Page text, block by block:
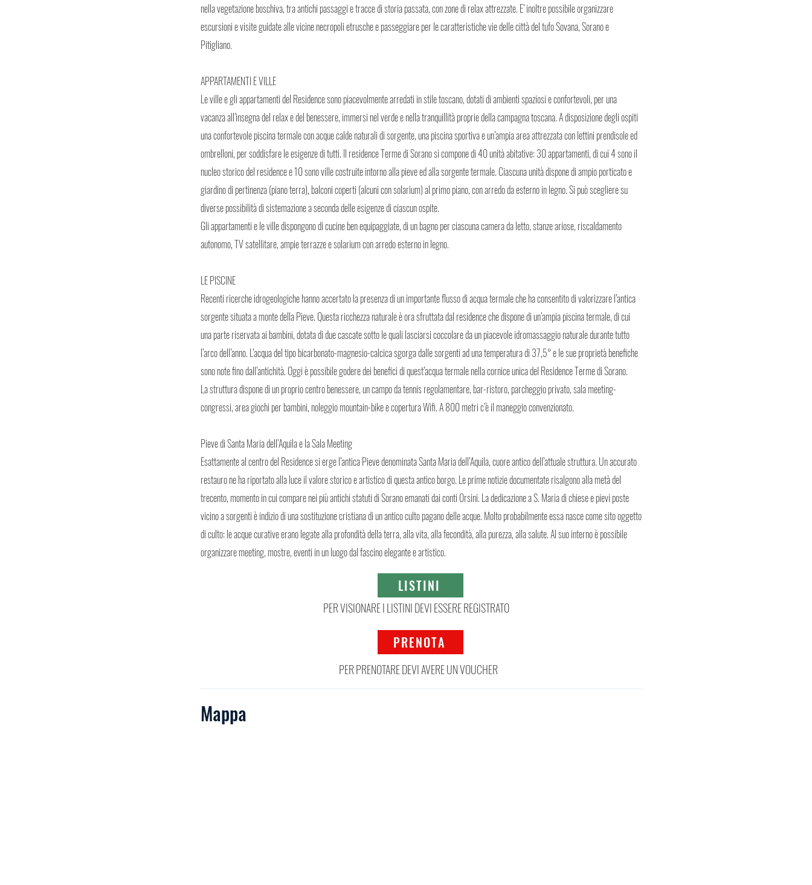
nella vegetazione boschiva, tra antichi passaggi e tracce di storia passata, con zone di relax attrezzate. E’ inoltre possibile organizzare
escursioni e visite guidate alle vicine necropoli etrusche e passeggiare per le caratteristiche vie delle città del tufo Sovana, Sorano e
Pitigliano.
APPARTAMENTI E VILLE
Le ville e gli appartamenti del Residence sono piacevolmente arredati in stile toscano, dotati di ambienti spaziosi e confortevoli, per una
vacanza all’insegna del relax e del benessere, immersi nel verde e nella tranquillità proprie della campagna toscana. A disposizione degli ospiti
una confortevole piscina termale con acque calde naturali di sorgente, una piscina sportiva e un’ampia area attrezzata con lettini prendisole ed
ombrelloni, per soddisfare le esigenze di tutti. Il residence Terme di Sorano si compone di 40 unità abitative: 30 appartamenti, di cui 4 sono il
nucleo storico del residence e 10 sono ville costruite intorno alla pieve ed alla sorgente termale. Ciascuna unità dispone di ampio porticato e
giardino di pertinenza (piano terra), balconi coperti (alcuni con solarium) al primo piano, con arredo da esterno in legno. Si può scegliere su
diverse possibilità di sistemazione a seconda delle esigenze di ciascun ospite.
Gli appartamenti e le ville dispongono di cucine ben equipaggiate, di un bagno per ciascuna camera da letto, stanze ariose, riscaldamento
autonomo, TV satellitare, ampie terrazze e solarium con arredo esterno in legno.
LE PISCINE
Recenti ricerche idrogeologiche hanno accertato la presenza di un importante flusso di acqua termale che ha consentito di valorizzare l’antica
sorgente situata a monte della Pieve. Questa ricchezza naturale è ora sfruttata dal residence che dispone di un’ampia piscina termale, di cui
una parte riservata ai bambini, dotata di due cascate sotto le quali lasciarsi coccolare da un piacevole idromassaggio naturale durante tutto
l’arco dell’anno. L’acqua del tipo bicarbonato-magnesio-calcica sgorga dalle sorgenti ad una temperatura di 37,5° e le sue proprietà benefiche
sono note fino dall’antichità. Oggi è possibile godere dei benefici di quest’acqua termale nella cornice unica del Residence Terme di Sorano.
La struttura dispone di un proprio centro benessere, un campo da tennis regolamentare, bar-ristoro, parcheggio privato, sala meeting-
congressi, area giochi per bambini, noleggio mountain-bike e copertura Wifi. A 800 metri c’è il maneggio convenzionato.
Pieve di Santa Maria dell’Aquila e la Sala Meeting
Esattamente al centro del Residence si erge l’antica Pieve denominata Santa Maria dell’Aquila, cuore antico dell’attuale struttura. Un accurato
restauro ne ha riportato alla luce il valore storico e artistico di questa antico borgo. Le prime notizie documentate risalgono alla metà del
trecento, momento in cui compare nei più antichi statuti di Sorano emanati dai conti Orsini. La dedicazione a S. Maria di chiese e pievi poste
vicino a sorgenti è indizio di una sostituzione cristiana di un antico culto pagano delle acque. Molto probabilmente essa nasce come sito oggetto
di culto: le acque curative erano legate alla profondità della terra, alla vita, alla fecondità, alla purezza, alla salute. Al suo interno è possibile
organizzare meeting, mostre, eventi in un luogo dal fascino elegante e artistico.
LISTINI
PER VISIONARE I LISTINI DEVI ESSERE REGISTRATO
PRENOTA
PER PRENOTARE DEVI AVERE UN VOUCHER
Mappa